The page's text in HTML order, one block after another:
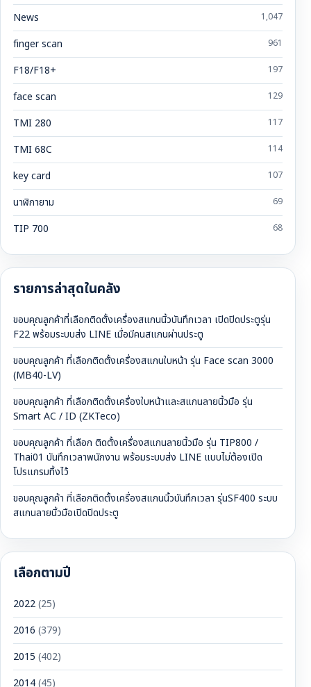
News 1,047
finger scan 961
F18/F18+ 197
face scan 129
TMI 280 117
TMI 68C 114
key card 107
นาฬิกายาม 69
TIP 700 68
รายการล่าสุดในคลัง
ขอบคุณลูกค้าที่เลือกติดตั้งเครื่องสแกนนิ้วบันทึกเวลา เปิดปิดประตูรุ่น
F22 พร้อมระบบส่ง LINE เมื่อมีคนสแกนผ่านประตู
ขอบคุณลูกค้า ที่เลือกติดตั้งเครื่องสแกนใบหน้า รุ่น Face scan 3000
(MB40-LV)
ขอบคุณลูกค้า ที่เลือกติดตั้งเครื่องใบหน้าและสแกนลายนิ้วมือ รุ่น
Smart AC / ID (ZKTeco)
ขอบคุณลูกค้า ที่เลือก ติดตั้งเครื่องสแกนลายนิ้วมือ รุ่น TIP800 /
Thai01 บันทึกเวลาพนักงาน พร้อมระบบส่ง LINE แบบไม่ต้องเปิด
โปรแกรมทิ้งไว้
ขอบคุณลูกค้า ที่เลือกติดตั้งเครื่องสแกนนิ้วบันทึกเวลา รุ่นSF400 ระบบ
สแกนลายนิ้วมือเปิดปิดประตู
เลือกตามปี
2022(25)
2016 (379)
2015 (402)
2014(45)